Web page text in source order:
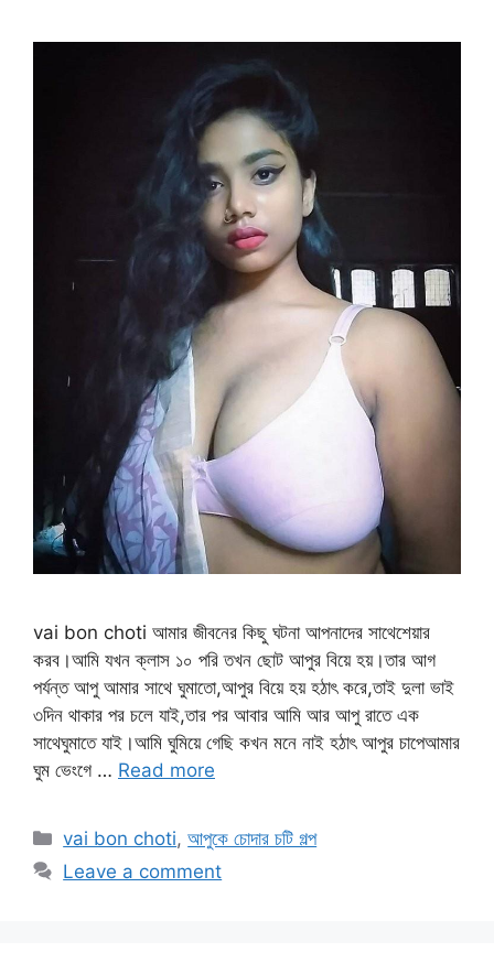
vai bon choti আমার জীবনের কিছু ঘটনা আপনাদের সাথেশেয়ার
করব।আমি যখন ক্লাস ১০ পরি তখন ছোট আপুর বিয়ে হয়।তার আগ
পর্যন্ত আপু আমার সাথে ঘুমাতো,আপুর বিয়ে হয় হঠাৎ করে,তাই দুলা ভাই
৩দিন থাকার পর চলে যাই,তার পর আবার আমি আর আপু রাতে এক
সাথেঘুমাতে যাই।আমি ঘুমিয়ে গেছি কখন মনে নাই হঠাৎ আপুর চাপেআমার
ঘুম ভেংগে … Read more
Categories
vai bon choti,আপুকে চোদার চটি গল্প
Leave a comment